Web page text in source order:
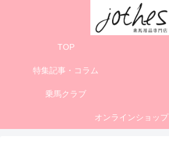
TOP
特集記事・コラム
乗馬クラブ
オンラインショップ